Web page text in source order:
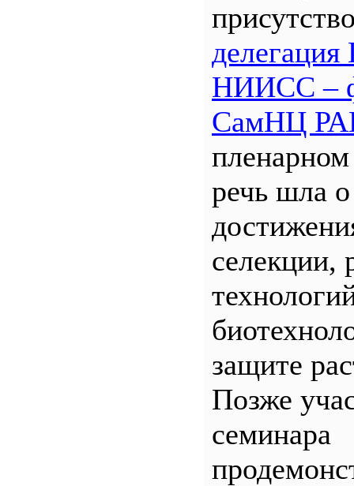
НИИСС –
СамНЦ
пленарном
речь шла
селекции,
защите
Позже
семинара